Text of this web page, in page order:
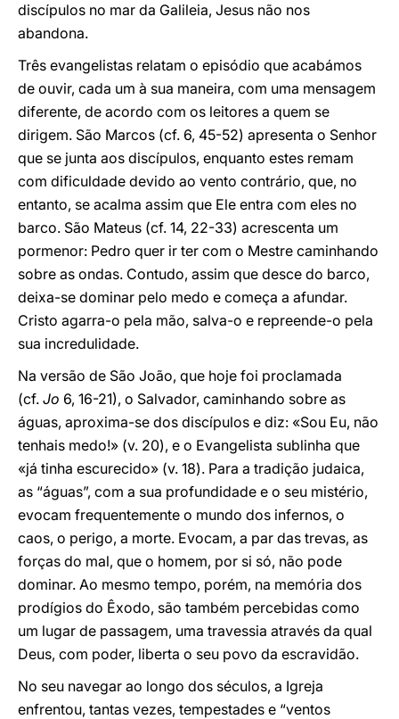
discípulos no mar da Galileia, Jesus não nos
abandona.
Três evangelistas relatam o episódio que acabámos
de ouvir, cada um à sua maneira, com uma mensagem
diferente, de acordo com os leitores a quem se
dirigem. São Marcos (cf. 6, 45-52) apresenta o Senhor
que se junta aos discípulos, enquanto estes remam
com dificuldade devido ao vento contrário, que, no
entanto, se acalma assim que Ele entra com eles no
barco. São Mateus (cf. 14, 22-33) acrescenta um
pormenor: Pedro quer ir ter com o Mestre caminhando
sobre as ondas. Contudo, assim que desce do barco,
deixa-se dominar pelo medo e começa a afundar.
Cristo agarra-o pela mão, salva-o e repreende-o pela
sua incredulidade.
Na versão de São João, que hoje foi proclamada
(cf. Jo 6, 16-21), o Salvador, caminhando sobre as
águas, aproxima-se dos discípulos e diz: «Sou Eu, não
tenhais medo!» (v. 20), e o Evangelista sublinha que
«já tinha escurecido» (v. 18). Para a tradição judaica,
as “águas”, com a sua profundidade e o seu mistério,
evocam frequentemente o mundo dos infernos, o
caos, o perigo, a morte. Evocam, a par das trevas, as
forças do mal, que o homem, por si só, não pode
dominar. Ao mesmo tempo, porém, na memória dos
prodígios do Êxodo, são também percebidas como
um lugar de passagem, uma travessia através da qual
Deus, com poder, liberta o seu povo da escravidão.
No seu navegar ao longo dos séculos, a Igreja
enfrentou, tantas vezes, tempestades e “ventos